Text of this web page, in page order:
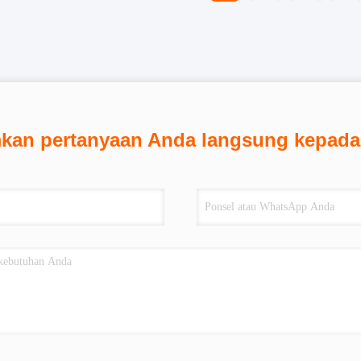
pertanyaan Anda langsung